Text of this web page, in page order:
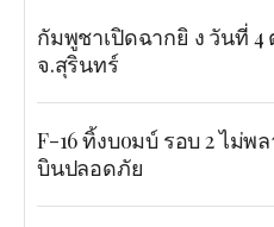
กัมพูชาเปิดฉากยิ ง วันที่
จ.สุรินทร์
F-16 ทิ้งบoมบ์ รอบ 2 ไม่พ
บินปลอดภัย